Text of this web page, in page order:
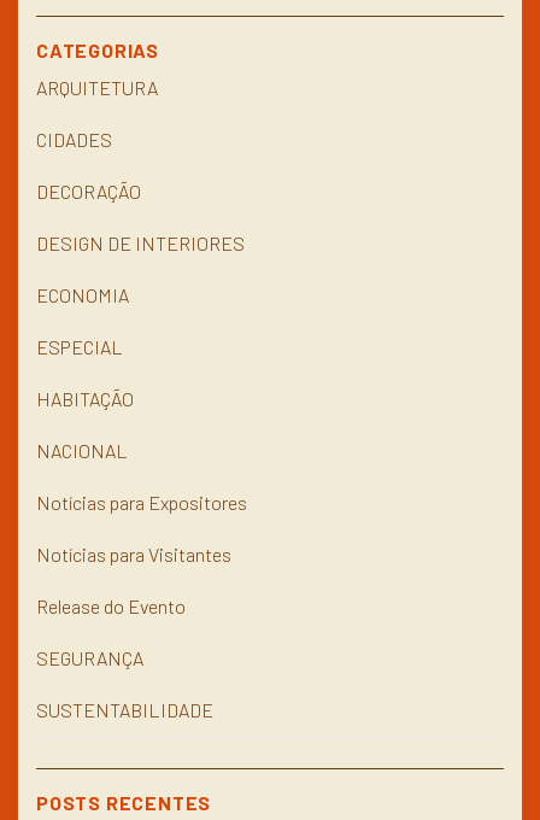
CATEGORIAS
ARQUITETURA
CIDADES
DECORAÇÃO
DESIGN DE INTERIORES
ECONOMIA
ESPECIAL
HABITAÇÃO
NACIONAL
Notícias para Expositores
Notícias para Visitantes
Release do Evento
SEGURANÇA
SUSTENTABILIDADE
POSTS RECENTES